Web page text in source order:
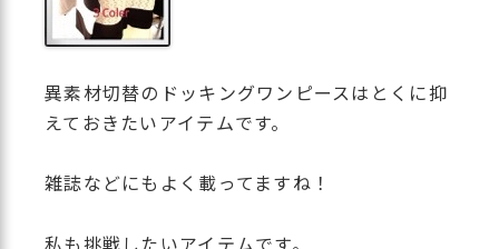
異素材切替のドッキングワンピースはとくに抑
えておきたいアイテムです。
雑誌などにもよく載ってますね！
私も挑戦したいアイテムです。